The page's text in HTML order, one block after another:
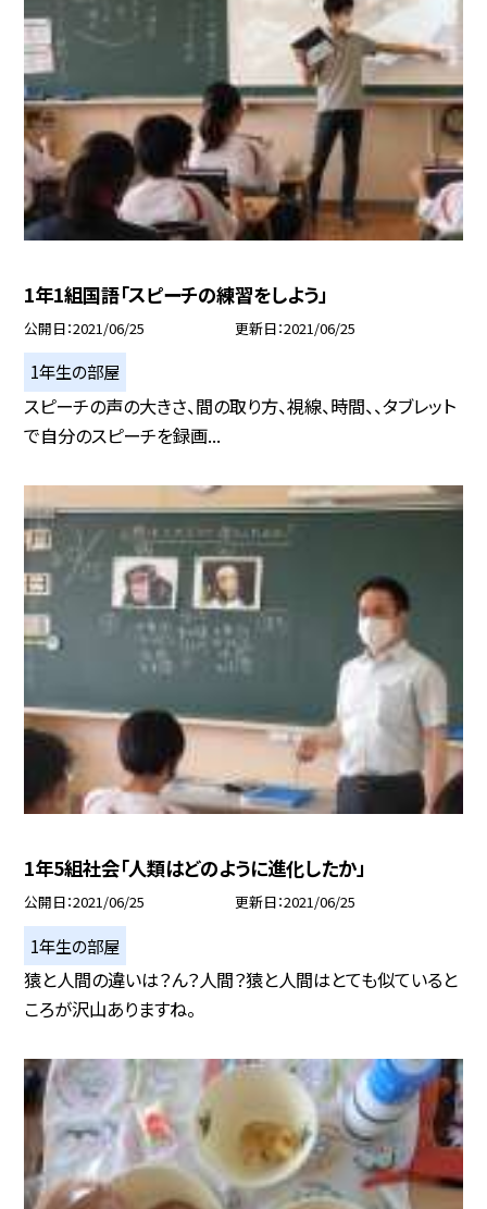
1年1組国語「スピーチの練習をしよう」
公開日 2021/06/25 更新日 2021/06/25
1年生の部屋
スピーチの声の大きさ、間の取り方、視線、時間、、タブレット
で自分のスピーチを録画...
1年5組社会「人類はどのように進化したか」
公開日 2021/06/25 更新日 2021/06/25
1年生の部屋
猿と人間の違いは？ん？人間？猿と人間はとても似ていると
ころが沢山ありますね。